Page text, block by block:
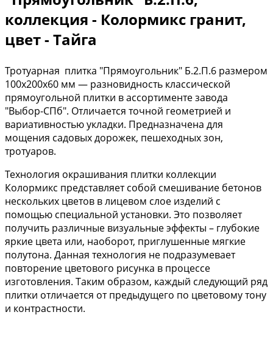
коллекция - Колормикс гранит,
цвет - Тайга
Тротуарная плитка "Прямоугольник" Б.2.П.6 размером
100х200х60 мм — разновидность классической
прямоугольной плитки в ассортименте завода
"Выбор-СПб". Отличается точной геометрией и
вариативностью укладки. Предназначена для
мощения садовых дорожек, пешеходных зон,
тротуаров.
Технология окрашивания плитки коллекции
Колормикс представляет собой смешивание бетонов
нескольких цветов в лицевом слое изделий с
помощью специальной установки. Это позволяет
получить различные визуальные эффекты – глубокие
яркие цвета или, наоборот, приглушенные мягкие
полутона. Данная технология не подразумевает
повторение цветового рисунка в процессе
изготовления. Таким образом, каждый следующий ряд
плитки отличается от предыдущего по цветовому тону
и контрастности.